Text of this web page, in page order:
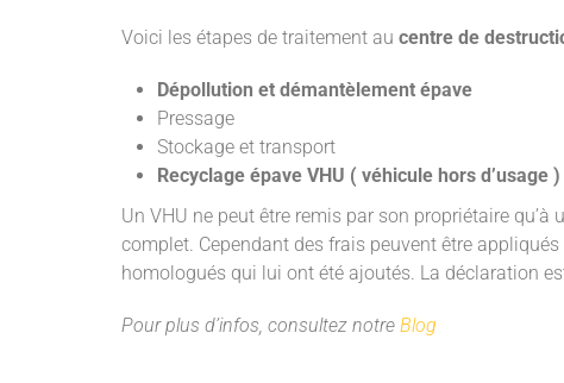
Voici les étapes de traitement au centre de
Dépollution et démantèlement épave
Pressage
Stockage et transport
Recyclage épave VHU ( véhicule hors d’usage )
Un VHU ne peut être remis par son propriétaire qu’à
complet. Cependant des frais peuvent être
homologués qui lui ont été ajoutés. La déclaration
Pour plus d’infos, consultez notre Blog